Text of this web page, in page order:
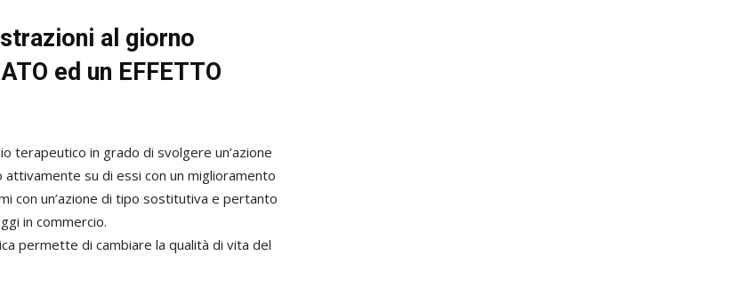
al giorno
ed un EFFETTO
terapeutico in grado di svolgere un’azione
su di essi con un miglioramento
con un’azione di tipo sostitutiva e pertanto
in commercio.
permette di cambiare la qualità di vita del